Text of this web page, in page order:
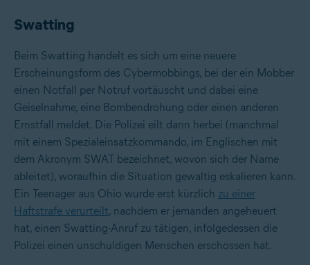
Swatting
Beim Swatting handelt es sich um eine neuere
Erscheinungsform des Cybermobbings, bei der ein Mobber
einen Notfall per Notruf vortäuscht und dabei eine
Geiselnahme, eine Bombendrohung oder einen anderen
Ernstfall meldet. Die Polizei eilt dann herbei (manchmal
mit einem Spezialeinsatzkommando, im Englischen mit
dem Akronym SWAT bezeichnet, wovon sich der Name
ableitet), woraufhin die Situation gewaltig eskalieren kann.
Ein Teenager aus Ohio wurde erst kürzlich zu einer
Haftstrafe verurteilt, nachdem er jemanden angeheuert
hat, einen Swatting-Anruf zu tätigen, infolgedessen die
Polizei einen unschuldigen Menschen erschossen hat.